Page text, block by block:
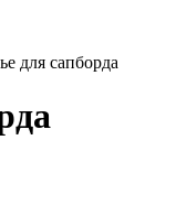
для сапборда